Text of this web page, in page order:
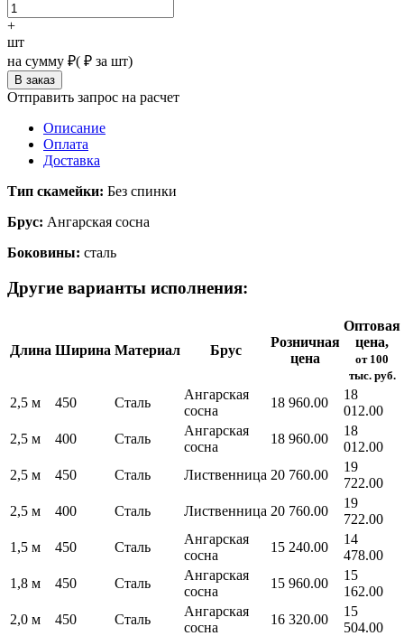
+
шт
на сумму ₽( ₽ за шт)
Отправить запрос на расчет
Описание
Оплата
Доставка
Тип скамейки: Без спинки
Брус: Ангарская сосна
Боковины: сталь
Другие варианты исполнения:
Длина Ширина Материал Брус
Розничная
цена
Оптовая
цена,
от 100
тыс. руб.
2,5 м 450 Сталь
Ангарская
сосна
18 960.00
18
012.00
2,5 м
400 Сталь
Ангарская
сосна
18 960.00
18
012.00
2,5 м
450 Сталь Лиственница 20 760.00
19
722.00
2,5 м
400 Сталь Лиственница 20 760.00
19
722.00
1,5 м
450 Сталь
Ангарская
сосна
15 240.00
14
478.00
1,8 м
450 Сталь
Ангарская
сосна
15 960.00
15
162.00
2,0 м
450 Сталь
Ангарская
сосна
16 320.00
15
504.00